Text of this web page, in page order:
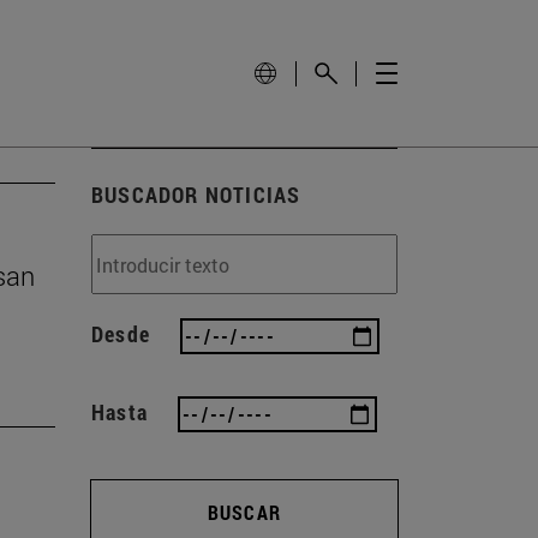
BUSCADOR NOTICIAS
Desde
Hasta
BUSCAR